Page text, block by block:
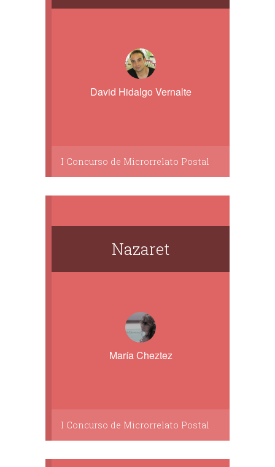
David Hidalgo Vernalte
I Concurso de Microrrelato Postal
Nazaret
María Cheztez
I Concurso de Microrrelato Postal